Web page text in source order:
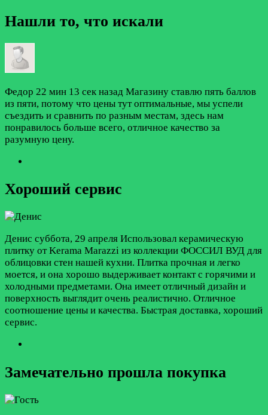
Нашли то, что искали
Федор 22 мин 13 сек назад Магазину ставлю пять баллов
из пяти, потому что цены тут оптимальные, мы успели
съездить и сравнить по разным местам, здесь нам
понравилось больше всего, отличное качество за
разумную цену.
Хороший сервис
Денис суббота, 29 апреля Использовал керамическую
плитку от Kerama Marazzi из коллекции ФОССИЛ ВУД для
облицовки стен нашей кухни. Плитка прочная и легко
моется, и она хорошо выдерживает контакт с горячими и
холодными предметами. Она имеет отличный дизайн и
поверхность выглядит очень реалистично. Отличное
соотношение цены и качества. Быстрая доставка, хороший
сервис.
Замечательно прошла покупка